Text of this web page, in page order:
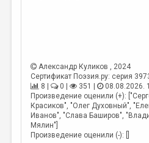
Александр Куликов , 2024
Сертификат Поэзия.ру: серия
8 |
0 | 351 |
08.08.2026.
Произведение оценили (+):
Красиков", "Олег Духовный",
Иванов", "Слава Баширов",
Мялин"]
Произведение оценили (-): []